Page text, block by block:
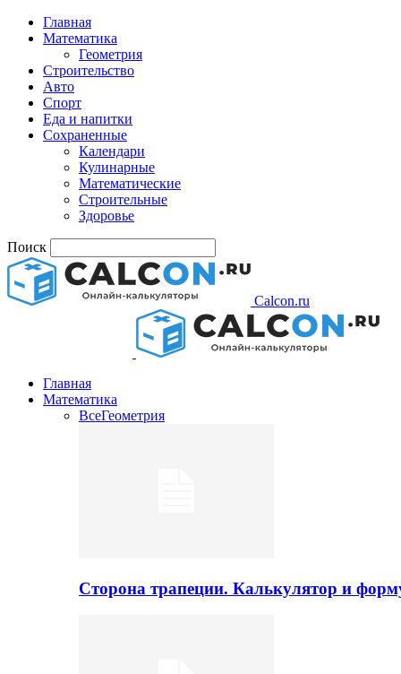
Главная
Математика
Геометрия
Строительство
Авто
Спорт
Еда и напитки
Сохраненные
Календари
Кулинарные
Математические
Строительные
Здоровье
Поиск
Calcon.ru
Главная
Математика
ВсеГеометрия
Сторона трапеции. Калькулятор и